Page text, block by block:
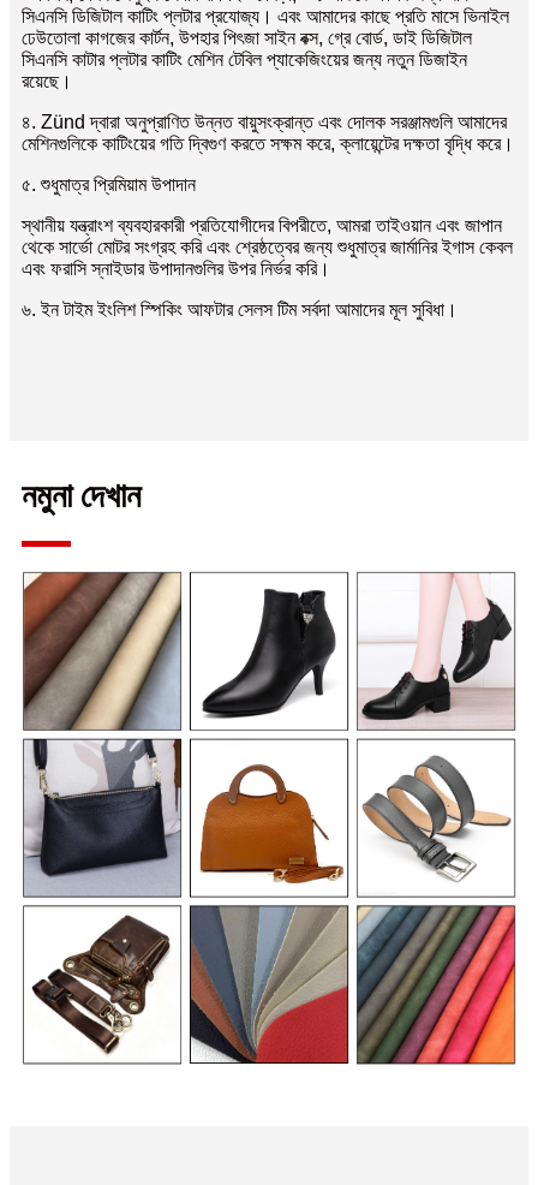
সিএনসি ডিজিটাল কাটিং প্লটার প্রযোজ্য। এবং আমাদের কাছে প্রতি মাসে ভিনাইল
ঢেউতোলা কাগজের কার্টন, উপহার পিৎজা সাইন বক্স, গ্রে বোর্ড, ডাই ডিজিটাল
সিএনসি কাটার প্লটার কাটিং মেশিন টেবিল প্যাকেজিংয়ের জন্য নতুন ডিজাইন
রয়েছে।
৪. Zünd দ্বারা অনুপ্রাণিত উন্নত বায়ুসংক্রান্ত এবং দোলক সরঞ্জামগুলি আমাদের
মেশিনগুলিকে কাটিংয়ের গতি দ্বিগুণ করতে সক্ষম করে, ক্লায়েন্টের দক্ষতা বৃদ্ধি করে।
৫. শুধুমাত্র প্রিমিয়াম উপাদান
স্থানীয় যন্ত্রাংশ ব্যবহারকারী প্রতিযোগীদের বিপরীতে, আমরা তাইওয়ান এবং জাপান
থেকে সার্ভো মোটর সংগ্রহ করি এবং শ্রেষ্ঠত্বের জন্য শুধুমাত্র জার্মানির ইগাস কেবল
এবং ফরাসি স্নাইডার উপাদানগুলির উপর নির্ভর করি।
৬. ইন টাইম ইংলিশ স্পিকিং আফটার সেলস টিম সর্বদা আমাদের মূল সুবিধা।
নমুনা দেখান